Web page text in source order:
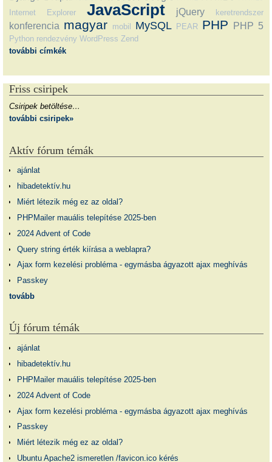
Internet Explorer
JavaScript jQuery keretrendszer
konferencia magyar mobil MySQL PEAR PHP PHP 5
Python rendezvény WordPress Zend
további címkék
Friss csiripek
Csiripek betöltése…
további csiripek»
Aktív fórum témák
ajánlat
hibadetektív.hu
Miért létezik még ez az oldal?
PHPMailer mauális telepítése 2025-ben
2024 Advent of Code
Query string érték kiírása a weblapra?
Ajax form kezelési probléma - egymásba ágyazott ajax meghívás
Passkey
tovább
Új fórum témák
ajánlat
hibadetektív.hu
PHPMailer mauális telepítése 2025-ben
2024 Advent of Code
Ajax form kezelési probléma - egymásba ágyazott ajax meghívás
Passkey
Miért létezik még ez az oldal?
Ubuntu Apache2 ismeretlen /favicon.ico kérés